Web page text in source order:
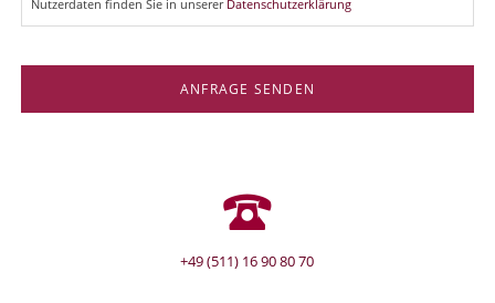
Nutzerdaten finden Sie in unserer Datenschutzerklärung
ANFRAGE SENDEN
+49 (511) 16 90 80 70